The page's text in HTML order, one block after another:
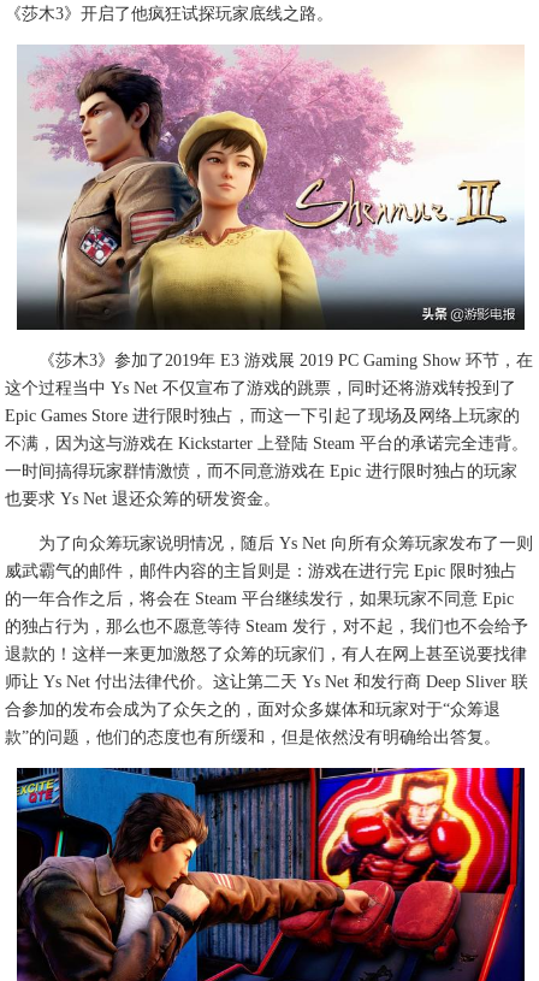
《莎木3》开启了他疯狂试探玩家底线之路。
《莎木3》参加了2019年 E3 游戏展 2019 PC Gaming Show 环节，在
这个过程当中 Ys Net 不仅宣布了游戏的跳票，同时还将游戏转投到了
Epic Games Store 进行限时独占，而这一下引起了现场及网络上玩家的
不满，因为这与游戏在 Kickstarter 上登陆 Steam 平台的承诺完全违背。
一时间搞得玩家群情激愤，而不同意游戏在 Epic 进行限时独占的玩家
也要求 Ys Net 退还众筹的研发资金。
为了向众筹玩家说明情况，随后 Ys Net 向所有众筹玩家发布了一则
威武霸气的邮件，邮件内容的主旨则是：游戏在进行完 Epic 限时独占
的一年合作之后，将会在 Steam 平台继续发行，如果玩家不同意 Epic
的独占行为，那么也不愿意等待 Steam 发行，对不起，我们也不会给予
退款的！这样一来更加激怒了众筹的玩家们，有人在网上甚至说要找律
师让 Ys Net 付出法律代价。这让第二天 Ys Net 和发行商 Deep Sliver 联
合参加的发布会成为了众矢之的，面对众多媒体和玩家对于“众筹退
款”的问题，他们的态度也有所缓和，但是依然没有明确给出答复。